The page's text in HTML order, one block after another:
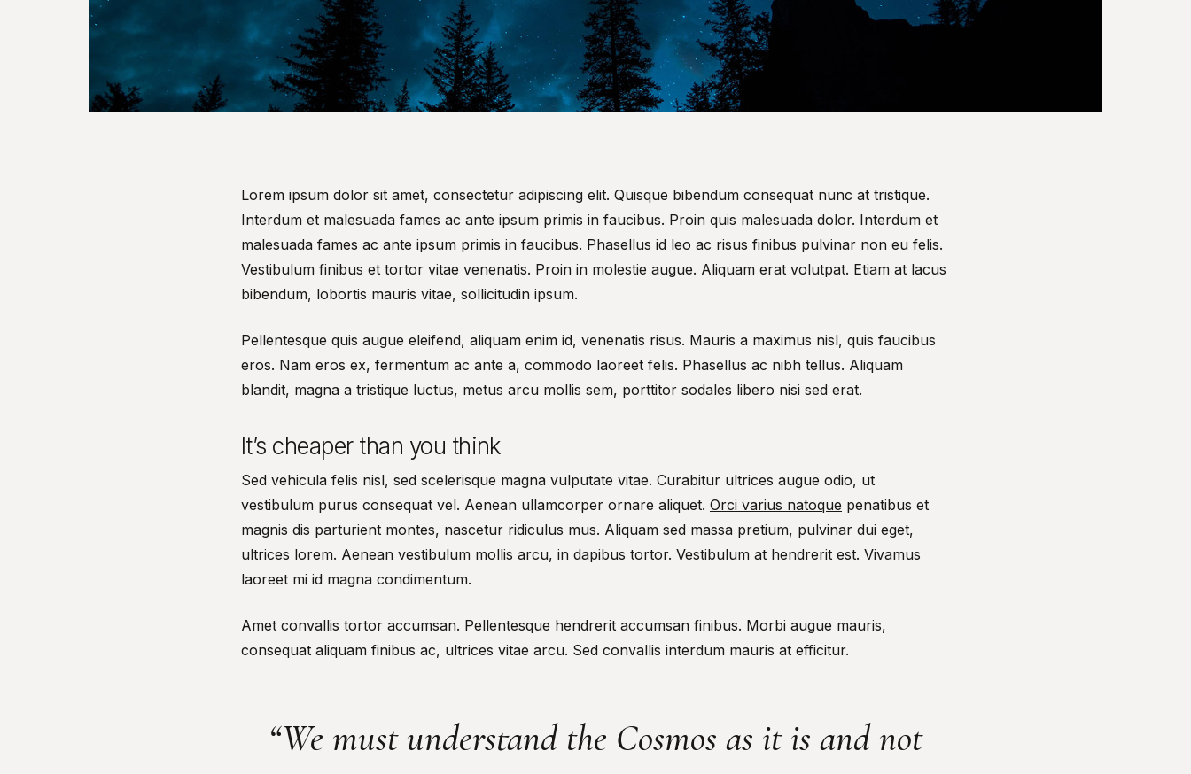
Lorem ipsum dolor sit amet, consectetur adipiscing elit. Quisque bibendum consequat nunc at tristique.
Interdum et malesuada fames ac ante ipsum primis in faucibus. Proin quis malesuada dolor. Interdum et
malesuada fames ac ante ipsum primis in faucibus. Phasellus id leo ac risus finibus pulvinar non eu felis.
Vestibulum finibus et tortor vitae venenatis. Proin in molestie augue. Aliquam erat volutpat. Etiam at lacus
bibendum, lobortis mauris vitae, sollicitudin ipsum.
Pellentesque quis augue eleifend, aliquam enim id, venenatis risus. Mauris a maximus nisl, quis faucibus
eros. Nam eros ex, fermentum ac ante a, commodo laoreet felis. Phasellus ac nibh tellus. Aliquam
blandit, magna a tristique luctus, metus arcu mollis sem, porttitor sodales libero nisi sed erat.
It’s cheaper than you think
Sed vehicula felis nisl, sed scelerisque magna vulputate vitae. Curabitur ultrices augue odio, ut
vestibulum purus consequat vel. Aenean ullamcorper ornare aliquet. Orci varius natoque penatibus et
magnis dis parturient montes, nascetur ridiculus mus. Aliquam sed massa pretium, pulvinar dui eget,
ultrices lorem. Aenean vestibulum mollis arcu, in dapibus tortor. Vestibulum at hendrerit est. Vivamus
laoreet mi id magna condimentum.
Amet convallis tortor accumsan. Pellentesque hendrerit accumsan finibus. Morbi augue mauris,
consequat aliquam finibus ac, ultrices vitae arcu. Sed convallis interdum mauris at efficitur.
“We must understand the Cosmos as it is and not